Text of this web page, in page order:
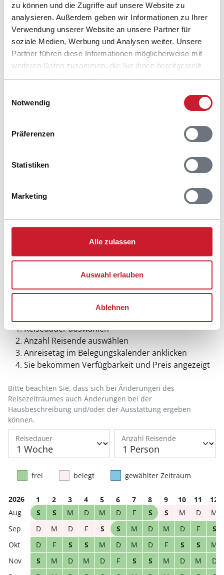
zu können und die Zugriffe auf unsere Website zu
analysieren. Außerdem geben wir Informationen zu Ihrer
Verwendung unserer Website an unsere Partner für
soziale Medien, Werbung und Analysen weiter. Unsere
Partner führen diese Informationen möglicherweise mit
weiteren Daten zusammen, die Sie ihnen bereitgestellt
haben oder die sie im Rahmen Ihrer Nutzung der Dienste
Notwendig
Präferenzen
Statistiken
Marketing
Alle zulassen
Auswahl erlauben
Ablehnen
Lageplan
Adresse
Ferienhaus TV1671
Foldenvej 2
Belegungskalender
Reisedauer auswählen
Anzahl Reisende auswählen
Anreisetag im Belegungskalender anklicken
Sie bekommen Verfügbarkeit und Preis angezeigt
Reisedauer Anzahl Reisende
Bitte beachten Sie, dass sich bei Änderungen des
Reisezeitraumes auch Änderungen bei der
Hausbeschreibung und/oder der Ausstattung ergeben
können.
frei belegt gewählter Zeitraum
2026 1 2 3 4 5 6 7 8 9 10 11
12
S
S M D M D F S S M D
M
D
M D F S S M D M D F
S
D
F S S M D M D F S S
M
S
M D M D F S S M D M
D